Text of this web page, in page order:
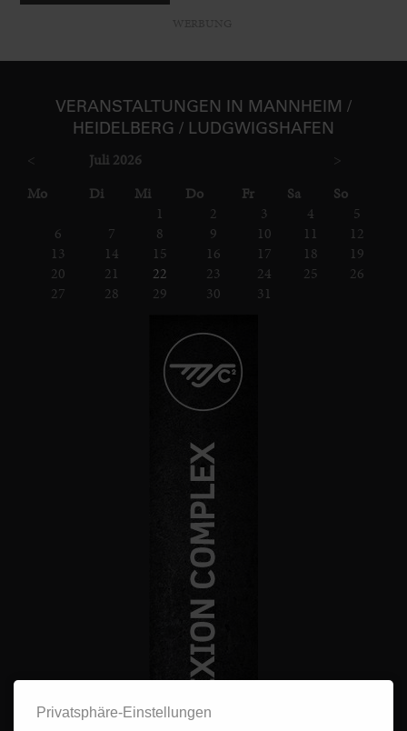
VER­ANSTAL­TUNGEN IN MANNHEIM /
HEIDELBERG / LUDGWIGS­HAFEN
< Juli 2026
>
Montag DienstagMittwochDonnerstag
Freitag Samstag Sonntag
1
2 3 4
5
6
7 8 9 10 11
12
13
14 15 16 17 18
19
20
21 22 23 24 25
26
27
28 29 30 31
Privatsphäre-Einstellungen